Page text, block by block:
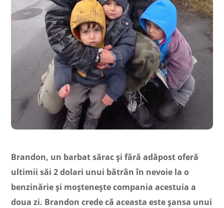
Brandon, un barbat sărac și fără adăpost oferă
ultimii săi 2 dolari unui bătrân în nevoie la o
benzinărie și moștenește compania acestuia a
doua zi. Brandon crede că aceasta este șansa unui